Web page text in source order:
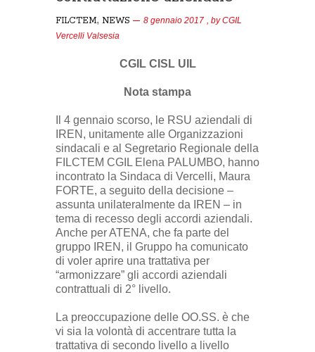
FILCTEM, NEWS 8 gennaio 2017 , byCGIL
Vercelli Valsesia
CGIL CISL UIL
Nota stampa
Il 4 gennaio scorso, le RSU aziendali di
IREN, unitamente alle Organizzazioni
sindacali e al Segretario Regionale della
FILCTEM CGIL Elena PALUMBO, hanno
incontrato la Sindaca di Vercelli, Maura
FORTE, a seguito della decisione –
assunta unilateralmente da IREN – in
tema di recesso degli accordi aziendali.
Anche per ATENA, che fa parte del
gruppo IREN, il Gruppo ha comunicato
di voler aprire una trattativa per
“armonizzare” gli accordi aziendali
contrattuali di 2° livello.
La preoccupazione delle OO.SS. è che
vi sia la volontà di accentrare tutta la
trattativa di secondo livello a livello